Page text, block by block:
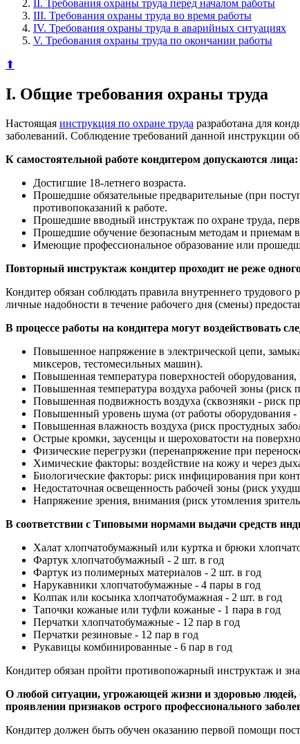
II. Требования охраны труда перед началом работы
III. Требования охраны труда во время работы
IV. Требования охраны труда в аварийных ситуациях
V. Требования охраны труда по окончании работы
⬆
I. Общие требования охраны труда
Настоящая инструкция по охране труда разработана для
заболеваний. Соблюдение требований данной инструкции
К самостоятельной работе кондитером допускаются лица:
Достигшие 18-летнего возраста.
Прошедшие обязательные предварительные (при
противопоказаний к работе.
Прошедшие вводный инструктаж по охране труда,
Прошедшие обучение безопасным методам и приемам
Имеющие профессиональное образование или
Повторный инструктаж кондитер проходит не реже
Кондитер обязан соблюдать правила внутреннего
личные надобности в течение рабочего дня (смены)
В процессе работы на кондитера могут воздействовать
Повышенное напряжение в электрической цепи,
миксеров, тестомесильных машин).
Повышенная температура поверхностей
Повышенная температура воздуха рабочей зоны (риск
Повышенная подвижность воздуха (сквозняки - риск
Повышенный уровень шума (от работы оборудования -
Повышенная влажность воздуха (риск простудных
Острые кромки, заусенцы и шероховатости на
Физические перегрузки (перенапряжение при
Химические факторы: воздействие на кожу и через
Биологические факторы: риск инфицирования при
Недостаточная освещенность рабочей зоны (риск
Напряжение зрения, внимания (риск утомления
В соответствии с Типовыми нормами выдачи средств
Халат хлопчатобумажный или куртка и брюки
Фартук хлопчатобумажный - 2 шт. в год
Фартук из полимерных материалов - 2 шт. в год
Нарукавники хлопчатобумажные - 4 пары в год
Колпак или косынка хлопчатобумажная - 2 шт. в год
Тапочки кожаные или туфли кожаные - 1 пара в год
Перчатки хлопчатобумажные - 12 пар в год
Перчатки резиновые - 12 пар в год
Рукавицы комбинированные - 6 пар в год
Кондитер обязан пройти противопожарный инструктаж и
О любой ситуации, угрожающей жизни и здоровью людей,
проявлении признаков острого профессионального
Кондитер должен быть обучен оказанию первой помощи